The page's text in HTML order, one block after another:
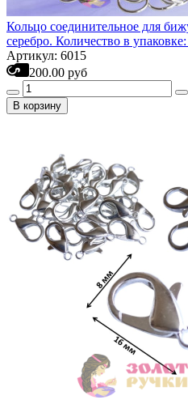
Кольцо соединительное для
серебро. Количество в
Артикул: 6015
200.00 руб
В корзину